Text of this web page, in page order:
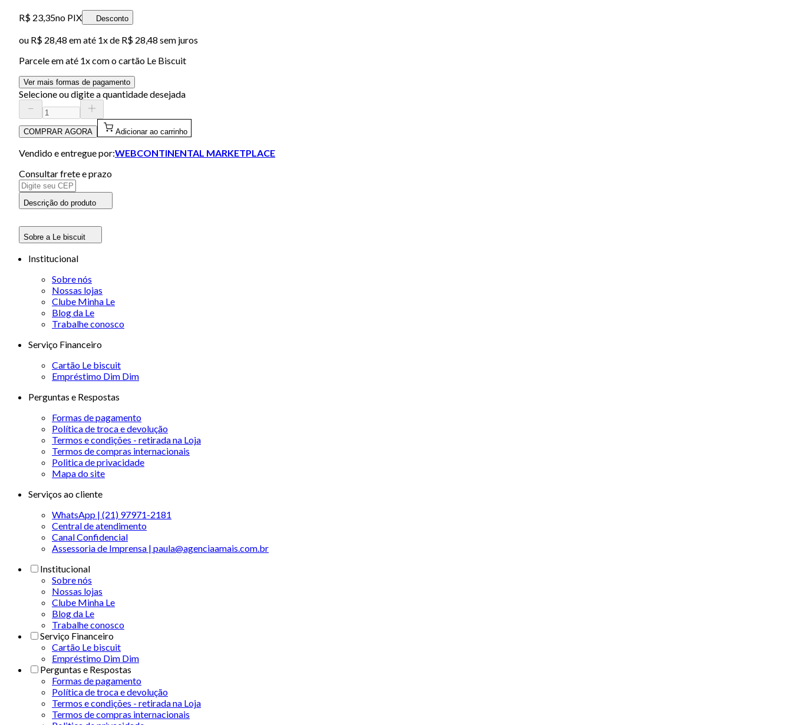
R$ 23,35no PIX Desconto
ou R$ 28,48 em até 1x de R$ 28,48 sem juros
Parcele em até 1x com o cartão Le Biscuit
Ver mais formas de pagamento
Selecione ou digite a quantidade desejada
COMPRAR AGORA Adicionar ao carrinho
Vendido e entregue por:WEBCONTINENTAL MARKETPLACE
Consultar frete e prazo
Descrição do produto
Sobre a Le biscuit
Institucional
Sobre nós
Nossas lojas
Clube Minha Le
Blog da Le
Trabalhe conosco
Serviço Financeiro
Cartão Le biscuit
Empréstimo Dim Dim
Perguntas e Respostas
Formas de pagamento
Política de troca e devolução
Termos e condições - retirada na Loja
Termos de compras internacionais
Politica de privacidade
Mapa do site
Serviços ao cliente
WhatsApp | (21) 97971-2181
Central de atendimento
Canal Confidencial
Assessoria de Imprensa | paula@agenciaamais.com.br
Institucional
Sobre nós
Nossas lojas
Clube Minha Le
Blog da Le
Trabalhe conosco
Serviço Financeiro
Cartão Le biscuit
Empréstimo Dim Dim
Perguntas e Respostas
Formas de pagamento
Política de troca e devolução
Termos e condições - retirada na Loja
Termos de compras internacionais